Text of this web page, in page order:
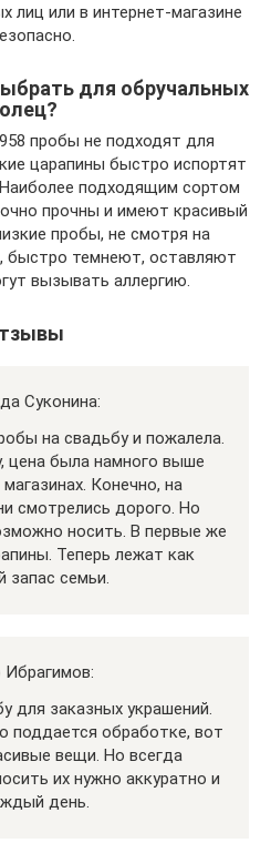
лиц или в интернет-магазине
для обручальных
пробы не подходят для
царапины быстро испортят
подходящим сортом
прочны и имеют красивый
пробы, не смотря на
быстро темнеют, оставляют
вызывать аллергию.
Суконина:
на свадьбу и пожалела.
цена была намного выше
Конечно, на
смотрелись дорого. Но
носить. В первые же
Теперь лежат как
запас семьи.
Ибрагимов:
для заказных украшений.
поддается обработке, вот
вещи. Но всегда
их нужно аккуратно и
день.